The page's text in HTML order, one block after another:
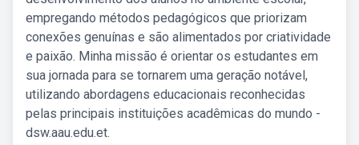
empregando métodos pedagógicos que priorizam
conexões genuínas e são alimentados por criatividade
e paixão. Minha missão é orientar os estudantes em
sua jornada para se tornarem uma geração notável,
utilizando abordagens educacionais reconhecidas
pelas principais instituições acadêmicas do mundo -
dsw.aau.edu.et.